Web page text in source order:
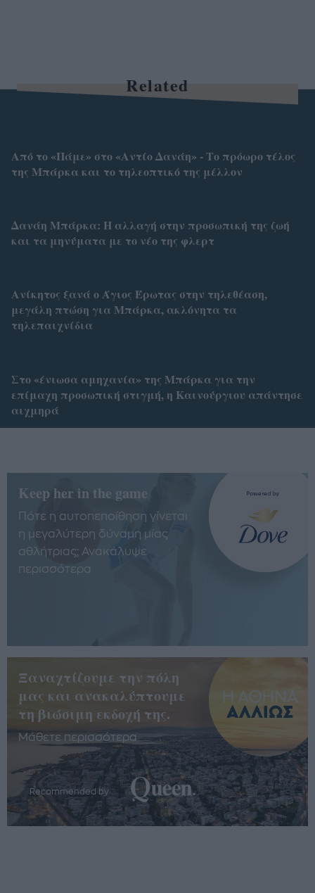
Related
Από το «Πάμε» στο «Αντίο Δανάη» - Το πρόωρο τέλος
της Μπάρκα και το τηλεοπτικό της μέλλον
Δανάη Μπάρκα: Η αλλαγή στην προσωπική της ζωή
και τα μηνύματα με το νέο της φλερτ
Ανίκητος ξανά ο Άγιος Έρωτας στην τηλεθέαση,
μεγάλη πτώση για Μπάρκα, ακλόνητα τα
τηλεπαιχνίδια
Στο «ένιωσα αμηχανία» της Μπάρκα για την
επίμαχη προσωπική στιγμή, η Καινούργιου απάντησε
αιχμηρά
Keep her in the game
Πότε η αυτοπεποίθηση γίνεται
η μεγαλύτερη δύναμη μίας
αθλήτριας; Ανακάλυψε
περισσότερα
Ξαναχτίζουμε την πόλη
μας και ανακαλύπτουμε
τη βιώσιμη εκδοχή της.
Μάθετε περισσότερα
Recommended by